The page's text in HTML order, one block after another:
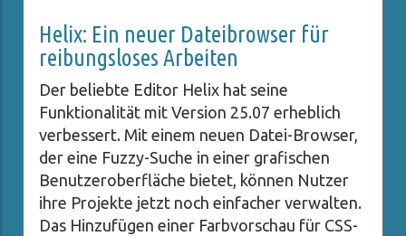
Helix: Ein neuer Dateibrowser für
reibungsloses Arbeiten
Der beliebte Editor Helix hat seine
Funktionalität mit Version 25.07 erheblich
verbessert. Mit einem neuen Datei-Browser,
der eine Fuzzy-Suche in einer grafischen
Benutzeroberfläche bietet, können Nutzer
ihre Projekte jetzt noch einfacher verwalten.
Das Hinzufügen einer Farbvorschau für CSS-